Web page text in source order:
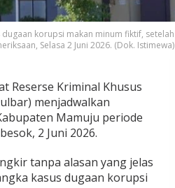
korupsi makan minum fiktif, setelah
Selasa 2 Juni 2026. (Dok. Istimewa)
Reserse Kriminal Khusus
menjadwalkan
Mamuju periode
2 Juni 2026.
tanpa alasan yang jelas
kasus dugaan korupsi